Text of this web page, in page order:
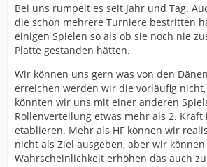
was unsere Nationalmannschaft
Dänemark haben möchte.
Dieses Mindset fehlt eindeutig. Der
Rückraumdauershooter spielt in
keine Rolle. Abwehr darf er spielen.
B-Auswahlspieler könnte feuern,
eng wird, gnadenlos ins 1 gegen 1.
dänischer Coach von ihm.So wie auch
prominente Mannschaften diese
Bei uns rumpelt es seit Jahr und Tag.
die schon mehrere Turniere bestritten
einigen Spielen so als ob sie noch nie
Platte gestanden hätten.
Wir können uns gern was von den
erreichen werden wir die vorläufig
könnten wir uns mit einer anderen
Rollenverteilung etwas mehr als 2.
etablieren. Mehr als HF können wir
nicht als Ziel ausgeben, aber wir
Wahrscheinlichkeit erhöhen das auch